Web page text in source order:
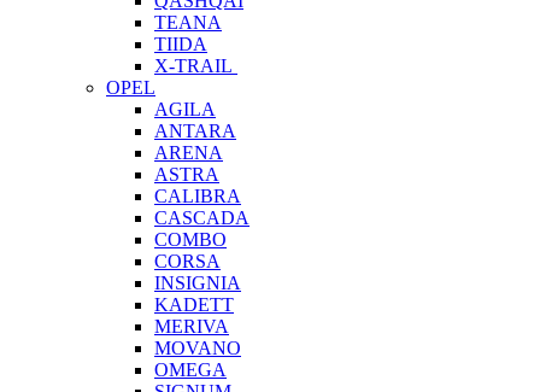
TEANA
TIIDA
X-TRAIL
OPEL
AGILA
ANTARA
ARENA
ASTRA
CALIBRA
CASCADA
COMBO
CORSA
INSIGNIA
KADETT
MERIVA
MOVANO
OMEGA